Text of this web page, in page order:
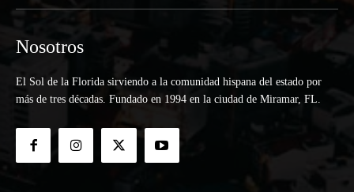
Nosotros
El Sol de la Florida sirviendo a la comunidad hispana del estado por
más de tres décadas. Fundado en 1994 en la ciudad de Miramar, FL.